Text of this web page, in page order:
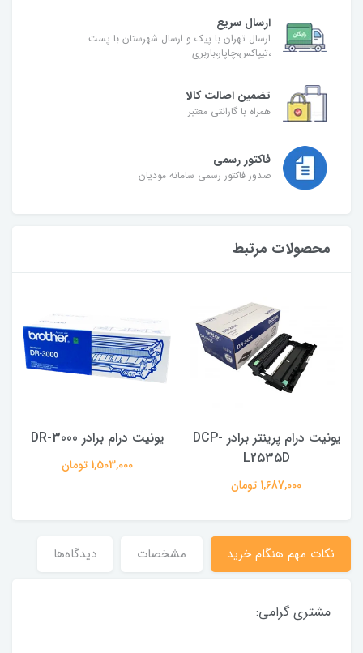
ارسال سریع
ارسال تهران با پیک و ارسال شهرستان با پست
،تیپاکس،چاپار،باربری
تضمین اصالت کالا
همراه با گارانتی معتبر
فاکتور رسمی
صدور فاکتور رسمی سامانه مودیان
محصولات مرتبط
یونیت درام پرینتر برادر DCP-
L2535D
1,687,000 تومان
یونیت درام برادر DR-3000
1,503,000 تومان
نکات مهم هنگام خرید مشخصات دیدگاه‌ها
مشتری گرامی: